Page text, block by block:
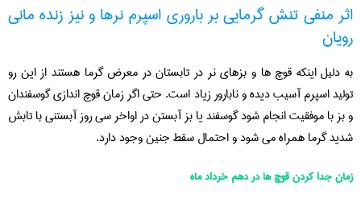
اثر منفی تنش گرمایی بر باروری اسپرم نرها و نیز زنده مانی
رویان
به دلیل اینکه قوچ ها و بزهای نر در تابستان در معرض گرما هستند از این رو
تولید اسپرم آسیب دیده و نابارور زیاد است. حتی اگر زمان قوچ اندازی گوسفندان
و بز با موفقیت انجام شود گوسفند یا بز آبستن در اواخر سی روز آبستنی با تابش
شدید گرما همراه می شود و احتمال سقط جنین وجود دارد.
زمان جدا کردن قوچ ها در دهم خرداد ماه